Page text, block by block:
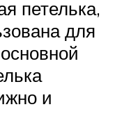
петелька,
для
и